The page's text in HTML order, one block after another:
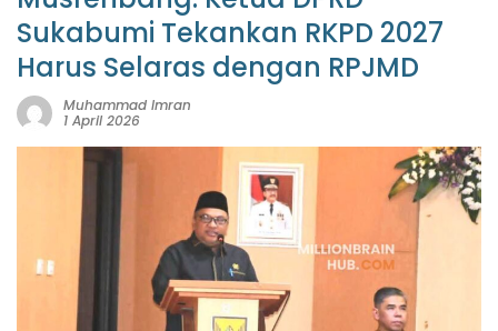
Sukabumi Tekankan RKPD 2027
Harus Selaras dengan RPJMD
Muhammad Imran
1 April 2026